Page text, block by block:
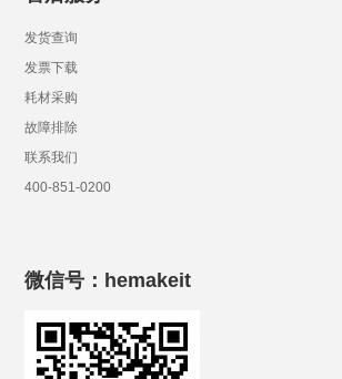
发货查询
发票下载
耗材采购
故障排除
联系我们
400-851-0200
微信号：hemakeit